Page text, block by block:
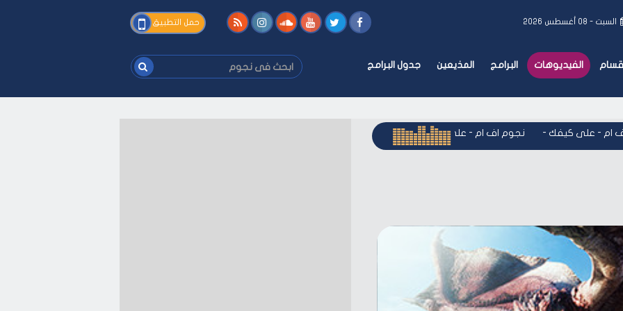
السبت - ٠٨ أغسطس ٢٠٢٦ حمل التطبيق
الفيديوهات البرامج المذيعين جدول البرامج
ابحث
فى
فى
-- على كيفك -نجوم اف ام - على كيفك نجوم اف ام - على كيفك